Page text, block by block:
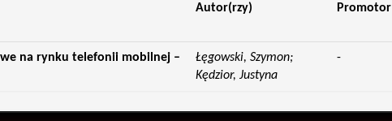
Autor(rzy) Promotor
na rynku telefonii mobilnej –
Łęgowski, Szymon;
Kędzior, Justyna
-